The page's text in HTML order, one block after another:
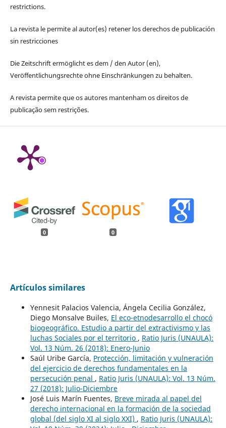
restrictions.
La revista le permite al autor(es) retener los derechos de publicación
sin restricciones
Die Zeitschrift ermöglicht es dem / den Autor (en),
Veröffentlichungsrechte ohne Einschränkungen zu behalten.
A revista permite que os autores mantenham os direitos de
publicação sem restrições.
0 0
Artículos similares
Yennesit Palacios Valencia, Ángela Cecilia González,
Diego Monsalve Builes, El eco-etnodesarrollo el chocó
biogeográfico. Estudio a partir del extractivismo y las
luchas Sociales por el territorio , Ratio Juris (UNAULA):
Vol. 13 Núm. 26 (2018): Enero-Junio
Saúl Uribe García, Protección, limitación y vulneración
del ejercicio de derechos fundamentales en la
persecución penal , Ratio Juris (UNAULA): Vol. 13 Núm.
27 (2018): Julio-Diciembre
José Luis Marín Fuentes, Breve mirada al papel del
derecho internacional en la formación de la sociedad
global (del siglo XI al siglo XXI) , Ratio Juris (UNAULA):